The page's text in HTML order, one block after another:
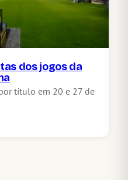
dos jogos da
título em 20 e 27 de